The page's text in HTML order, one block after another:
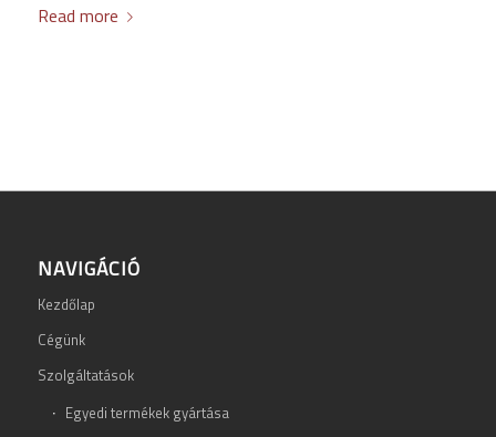
Read more
NAVIGÁCIÓ
Kezdőlap
Cégünk
Szolgáltatások
Egyedi termékek gyártása